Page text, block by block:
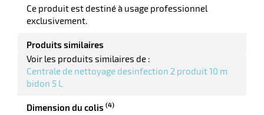
Ce produit est destiné à usage professionnel
exclusivement.
Produits similaires
Voir les produits similaires de :
Centrale de nettoyage desinfection 2 produit 10 m
bidon 5 L
Dimension du colis (4)